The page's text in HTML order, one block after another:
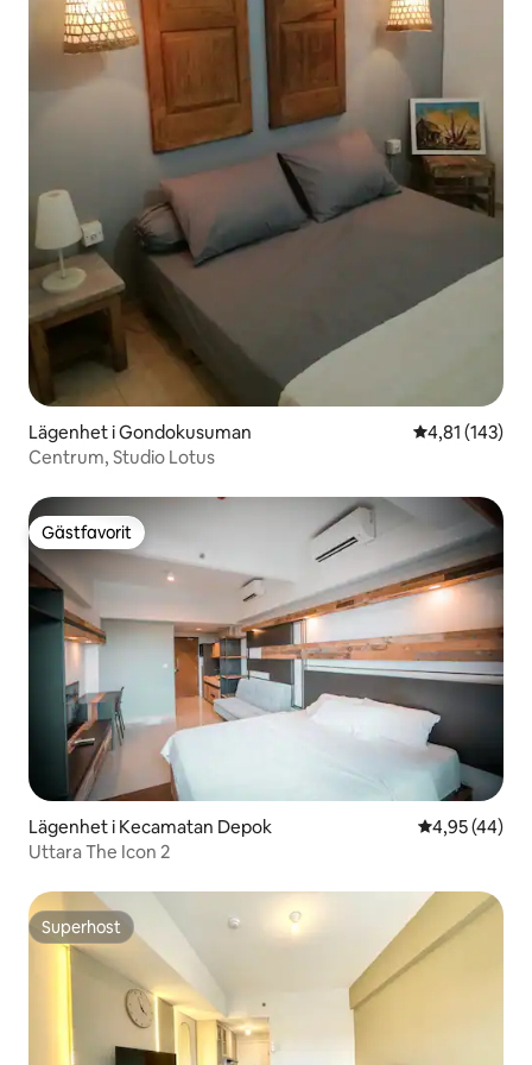
Lägenhet i Gondokusuman 4,81 av 5 i
4,81 (143)
Centrum, Studio Lotus
Gästfavorit
Gästfavorit
Lägenhet i Kecamatan Depok 4,95 av 5 i
4,95 (44)
Uttara The Icon 2
Superhost
Superhost